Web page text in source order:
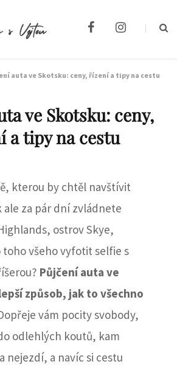
b
k
I
a
a
m
auta ve Skotsku: ceny, řízení a tipy na cestu
ve Skotsku: ceny,
a tipy na cestu
kterou by chtěl navštívit
ale za pár dní zvládnete
ostrov Skye,
toho všeho vyfotit selfie s
Půjčení auta ve
způsob, jak to všechno
vám pocity svobody,
odlehlých koutů, kam
nejezdí, a navíc si cestu